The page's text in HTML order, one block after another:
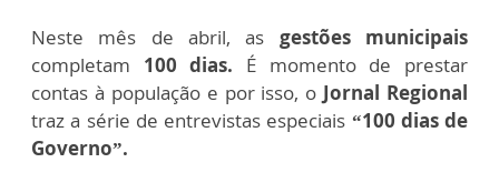
Neste mês de abril, as gestões municipais
completam 100 dias. É momento de prestar
contas à população e por isso, o Jornal Regional
traz a série de entrevistas especiais “100 dias de
Governo”.